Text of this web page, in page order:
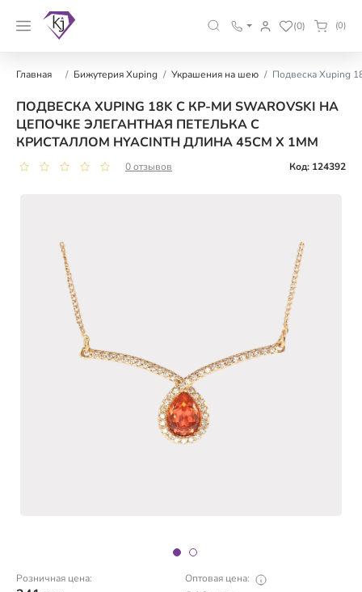
(0) (0)
Главная Бижутерия Xuping Украшения на шею Подвеска Xuping
ПОДВЕСКА XUPING 18K С КР-МИ SWAROVSKI НА
ЦЕПОЧКЕ ЭЛЕГАНТНАЯ ПЕТЕЛЬКА С
КРИСТАЛЛОМ HYACINTH ДЛИНА 45СМ Х 1ММ
0 отзывов Код: 124392
Розничная цена: Оптовая цена: